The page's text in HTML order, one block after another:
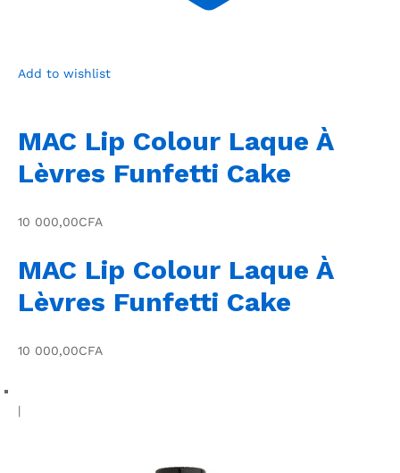
Add to wishlist
MAC Lip Colour Laque À
Lèvres Funfetti Cake
10 000,00CFA
MAC Lip Colour Laque À
Lèvres Funfetti Cake
10 000,00CFA
|